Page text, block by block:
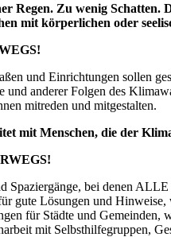
Regen. Zu wenig Schatten.
mit körperlichen oder
und Einrichtungen sollen
und anderer Folgen des
mitreden und mitgestalten.
mit Menschen, die der
Spaziergänge, bei denen
gute Lösungen und Hinweise,
für Städte und Gemeinden,
mit Selbsthilfegruppen,